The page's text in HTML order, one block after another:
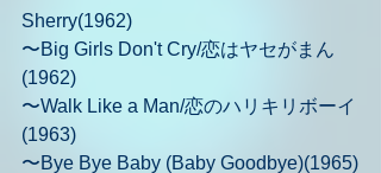
Sherry(1962)
〜Big Girls Don't Cry/恋はヤセがまん
(1962)
〜Walk Like a Man/恋のハリキリボーイ
(1963)
〜Bye Bye Baby (Baby Goodbye)(1965)